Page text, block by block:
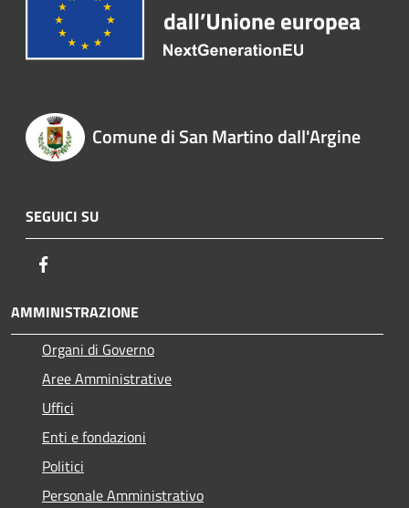
Comune di San Martino dall'Argine
SEGUICI SU
AMMINISTRAZIONE
Organi di Governo
Aree Amministrative
Uffici
Enti e fondazioni
Politici
Personale Amministrativo